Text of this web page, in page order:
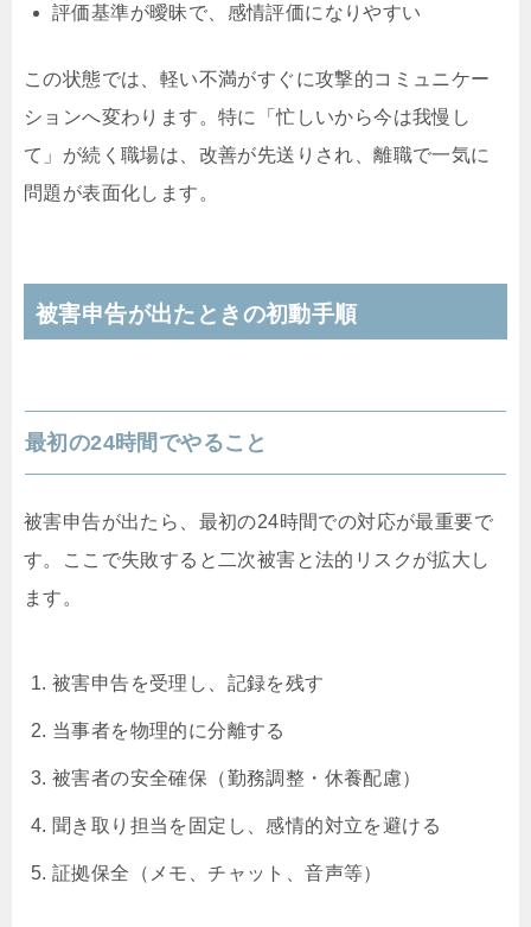
評価基準が曖昧で、感情評価になりやすい
この状態では、軽い不満がすぐに攻撃的コミュニケー
ションへ変わります。特に「忙しいから今は我慢し
て」が続く職場は、改善が先送りされ、離職で一気に
問題が表面化します。
被害申告が出たときの初動手順
最初の24時間でやること
被害申告が出たら、最初の24時間での対応が最重要で
す。ここで失敗すると二次被害と法的リスクが拡大し
ます。
被害申告を受理し、記録を残す
当事者を物理的に分離する
被害者の安全確保（勤務調整・休養配慮）
聞き取り担当を固定し、感情的対立を避ける
証拠保全（メモ、チャット、音声等）